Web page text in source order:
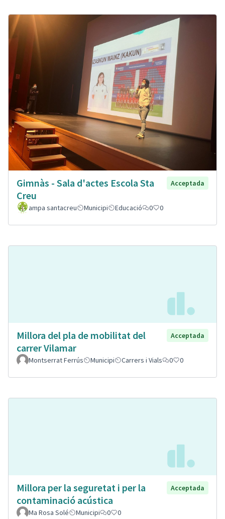
Gimnàs - Sala d'actes Escola Sta
Creu
Acceptada
ampa santacreu Municipi Educació 0 0
Millora del pla de mobilitat del
carrer Vilamar
Acceptada
Montserrat Ferrús Municipi Carrers i Vials 0 0
Millora per la seguretat i per la
contaminació acústica
Acceptada
Ma Rosa Solé Municipi 0 0